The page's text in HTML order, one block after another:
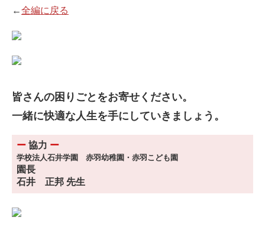
←全編に戻る
皆さんの困りごとをお寄せください。
一緒に快適な人生を手にしていきましょう。
ー 協力 ー
学校法人石井学園 赤羽幼稚園・赤羽こども園
園長
石井 正邦 先生